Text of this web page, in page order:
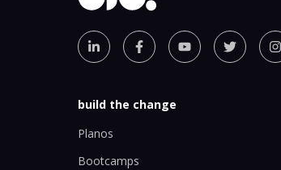
build the change
Planos
Bootcamps